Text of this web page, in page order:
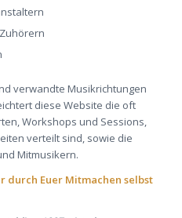
verwandte Musikrichtungen
diese Website die oft
Workshops und Sessions,
verteilt sind, sowie die
Mitmusikern.
durch Euer Mitmachen selbst